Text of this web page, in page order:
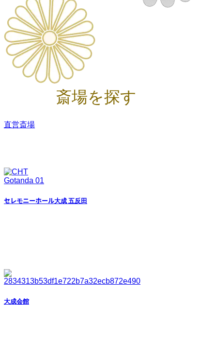
斎場を探す
直営斎場
セレモニーホール大成 五反田
大成会館